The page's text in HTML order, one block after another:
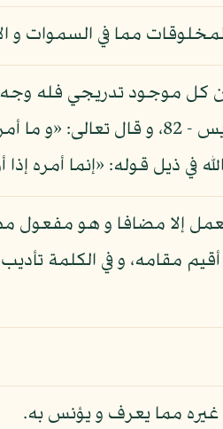
مما في السموات و
كل موجود تدريجي فله
قوله: «إنما أمره إذا أراد
إلا مضافا و هو
و في الكلمة تأديب
غيره مما يعرف و يؤنس به.